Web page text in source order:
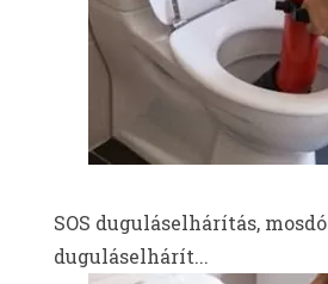
SOS duguláselhárítás, mosdó
duguláselhárít...